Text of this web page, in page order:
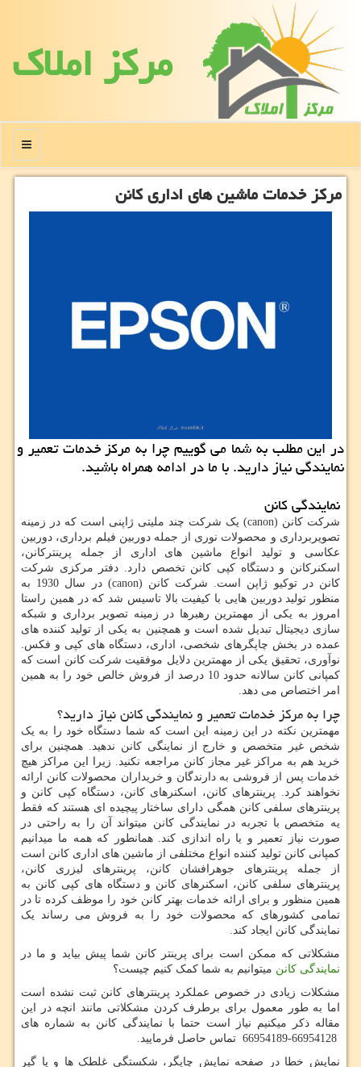
مركز املاك
منو
مركز خدمات ماشین های اداری كانن
در این مطلب به شما می گوییم چرا به مركز خدمات تعمیر و
نمایندگی نیاز دارید. با ما در ادامه همراه باشید.
نمایندگی کانن
شرکت کانن (canon) یک شرکت چند ملیتی ژاپنی است که در زمینه
تصویربرداری و محصولات نوری از جمله دوربین فیلم برداری، دوربین
عکاسی و تولید انواع ماشین های اداری از جمله پرینترکانن،
اسکنرکانن و دستگاه کپی کانن تخصص دارد. دفتر مرکزی شرکت
کانن در توکیو ژاپن است. شرکت کانن (canon
) در سال 1930 به
منظور تولید دوربین هایی با کیفیت بالا تاسیس شد که در همین راستا
امروز به یکی از مهمترین رهبرها در زمینه تصویر برداری و شبکه
سازی دیجیتال تبدیل شده است و همچنین به یکی از تولید کننده های
عمده در بخش چاپگرهای شخصی، اداری، دستگاه های کپی و فکس.
نوآوری، تحقیق یکی از مهمترین دلایل موفقیت شرکت کانن است که
کمپانی کانن سالانه حدود 10 درصد از فروش خالص خود را به همین
امر اختصاص می دهد.
چرا به مرکز خدمات تعمیر و نمایندگی کانن نیاز دارید؟
مهمترین نکته در این زمینه این است که شما دستگاه خود را به یک
شخص غیر متخصص و خارج از نماینگی کانن ندهید. همچنین برای
خرید هم به مراکز غیر مجاز کانن مراجعه نکنید. زیرا این مراکز هیچ
خدمات پس از فروشی به دارندگان و خریداران محصولات کانن ارائه
نخواهند کرد. پرینترهای کانن، اسکنرهای کانن، دستگاه کپی کانن و
پرینترهای سلفی کانن همگی دارای ساختار پیچیده ای هستند که فقط
یه متخصص با تجربه در نمایندگی کانن میتواند آن را به راحتی در
صورت نیاز تعمیر و یا راه اندازی کند. همانطور که همه ما میدانیم
کمپانی کانن تولید کننده انواع مختلفی از ماشین های اداری کانن است
از جمله پرینترهای جوهرافشان کانن، پرینترهای لیزری کانن،
پرینترهای سلفی کانن، اسکنرهای کانن و دستگاه های کپی کانن به
همین منظور و برای ارائه خدمات بهتر کانن خود را موظف کرده تا در
تمامی کشورهای که محصولات خود را به فروش می رساند یک
نمایندگی کانن ایجاد کند.
مشکلاتی که ممکن است برای پرینتر کانن شما پیش بیاید و ما در
نمایندگی کانن میتوانیم به شما کمک کنیم چیست؟
مشکلات زیادی در خصوص عملکرد پرینترهای کانن ثبت نشده است
اما به طور معمول برای برطرف کردن مشکلاتی مانند انچه در این
مقاله ذکر میکنیم نیاز است حتما با نمایندگی کانن به شماره های
نمایش خطا در صفحه نمایش چاپگر، شکستگی غلطک ها و یا گیر